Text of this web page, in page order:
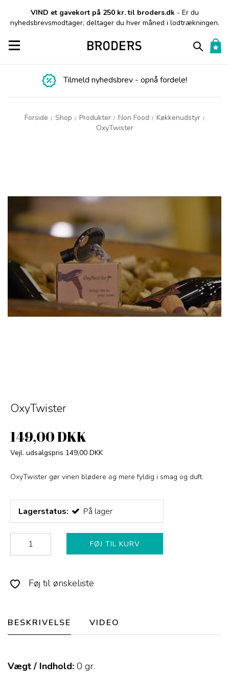
VIND et gavekort på 250 kr. til broders.dk - Er du
nyhedsbrevsmodtager, deltager du hver måned i lodtrækningen.
Toggle navigation
Tilmeld nyhedsbrev - opnå fordele!
Forside / Shop / Produkter / Non Food / Køkkenudstyr /
OxyTwister
OxyTwister
149,00 DKK
Vejl. udsalgspris 149,00 DKK
OxyTwister gør vinen blødere og mere fyldig i smag og duft.
Lagerstatus: På lager
FØJ TIL KURV
Føj til ønskeliste
BESKRIVELSE VIDEO
Vægt / Indhold: 0 gr.